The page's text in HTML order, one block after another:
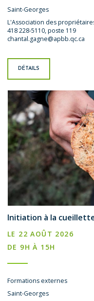
Saint-Georges
L'Association des
418 228-5110, poste 119
chantal.gagne@apbb.qc.ca
DÉTAILS
Initiation à la
LE 22 AOÛT 2026
DE 9H À 15H
Formations externes
Saint-Georges